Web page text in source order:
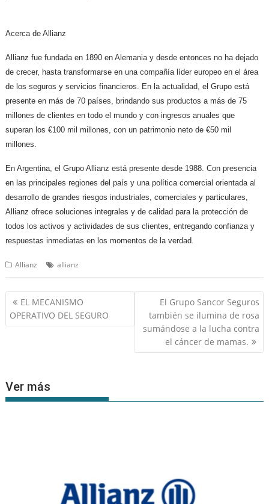
Acerca de Allianz
Allianz fue fundada en 1890 en Alemania y desde entonces no ha dejado
de crecer, hasta transformarse en una compañía líder europeo en el área
de los seguros y servicios financieros. En la actualidad, el Grupo está
presente en más de 70 países, brindando sus productos a más de 75
millones de clientes en todo el mundo y con ingresos anuales que
superan los €100 mil millones, con un patrimonio neto de €50 mil
millones.
En Argentina, el Grupo Allianz está presente desde 1988. Con presencia
en las principales regiones del país y una política comercial orientada al
desarrollo de grandes riesgos industriales, comerciales y particulares,
Allianz ofrece soluciones integrales y de calidad para la protección de
todos los activos y actividades de sus clientes, entregando confianza y
respuestas inmediatas en los momentos de la verdad.
Allianz allianz
Navegación
de
entradas
EL MECANISMO
OPERATIVO DEL SEGURO
El Grupo Sancor Seguros
también se ilumina de rosa
sumándose a la lucha contra
el cáncer de mamas.
Ver más